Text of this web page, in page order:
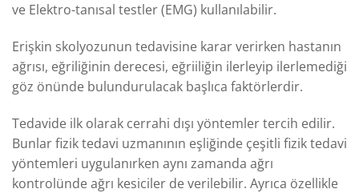
ve Elektro-tanısal testler (EMG) kullanılabilir.
Erişkin skolyozunun tedavisine karar verirken hastanın
ağrısı, eğriliğinin derecesi, eğriiliğin ilerleyip ilerlemediği
göz önünde bulundurulacak başlıca faktörlerdir.
Tedavide ilk olarak cerrahi dışı yöntemler tercih edilir.
Bunlar fizik tedavi uzmanının eşliğinde çeşitli fizik tedavi
yöntemleri uygulanırken aynı zamanda ağrı
kontrolünde ağrı kesiciler de verilebilir. Ayrıca özellikle